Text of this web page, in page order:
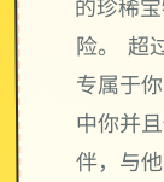
的珍稀
险。 超
专属于
中你并
伴，与